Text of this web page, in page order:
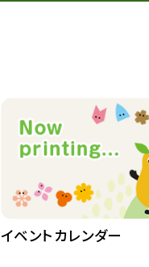
117
510
407
イベントカレンダー